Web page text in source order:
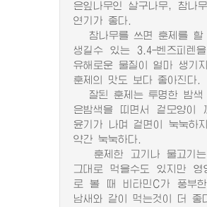
은잎나무인 살구나무, 참나
연기가 좋다.
참나무를 쓰면 훈제를 할
생길수 있는 3.4-벤즈피렌
유해로운 물질이 얼마 생기
훈제의 맛도 보다 좋아진다.
잘된 훈제는 투명한 밤색
은밤색을 띠면서 겉모양이
윤기가 나며 겉면이 눅눅하
약간 눅눅하다.
훈제한 고기나 물고기는
그대로 먹을수도 있지만 영
로 볼 때 비타민C가 풍부
남새와 같이 먹는것이 더 좋